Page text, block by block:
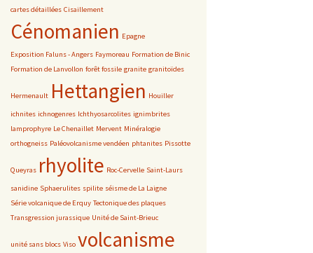
cartes détaillées Cisaillement
Cénomanien Epagne
Exposition Faluns - Angers Faymoreau Formation de Binic
Formation de Lanvollon forêt fossile granite granitoïdes
Hermenault Hettangien Houiller
ichnites ichnogenres Ichthyosarcolites ignimbrites
lamprophyre Le Chenaillet Mervent Minéralogie
orthogneiss Paléovolcanisme vendéen phtanites Pissotte
Queyras rhyolite Roc-Cervelle Saint-Laurs
sanidine Sphaerulites spilite séisme de La Laigne
Série volcanique de Erquy Tectonique des plaques
Transgression jurassique Unité de Saint-Brieuc
unité sans blocs Viso volcanisme